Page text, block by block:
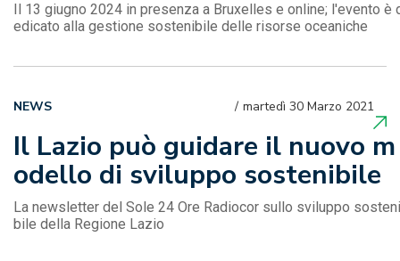
Il 13 giugno 2024 in presenza a Bruxelles e online; l'evento è
edicato alla gestione sostenibile delle risorse oceaniche
Il Lazio può guidare il nuovo m
odello di sviluppo sostenibile
martedì 30 Marzo 2021
NEWS
La newsletter del Sole 24 Ore Radiocor sullo sviluppo sosteni
bile della Regione Lazio